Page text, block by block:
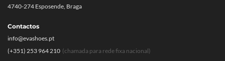
4740-274 Esposende, Braga
Contactos
info@evashoes.pt
(+351) 253 964 210 (chamada para rede fixa nacional)